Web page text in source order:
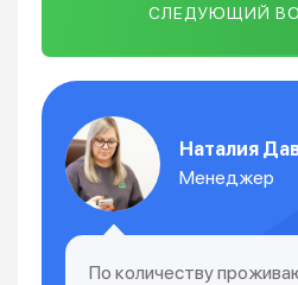
СЛЕДУЮЩИЙ
Наталия
Менеджер
По количеству